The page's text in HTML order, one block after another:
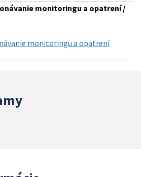
monitoringu a opatrení /
monitoringu a opatrení